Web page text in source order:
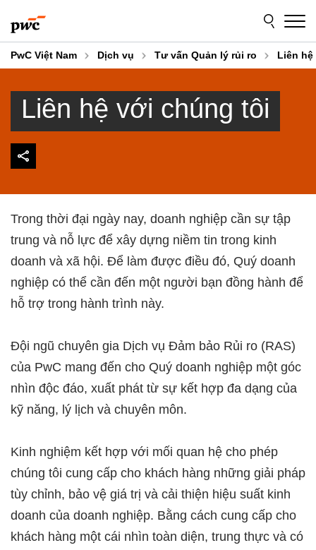
PwC Việt Nam Dịch vụ Tư vấn Quản lý rủi ro Liên
Liên hệ với chúng tôi
Trong thời đại ngày nay, doanh nghiệp cần sự tập
trung và nỗ lực để xây dựng niềm tin trong kinh
doanh và xã hội. Để làm được điều đó, Quý doanh
nghiệp có thể cần đến một người bạn đồng hành để
hỗ trợ trong hành trình này.
Đội ngũ chuyên gia Dịch vụ Đảm bảo Rủi ro (RAS)
của PwC mang đến cho Quý doanh nghiệp một góc
nhìn độc đáo, xuất phát từ sự kết hợp đa dạng của
kỹ năng, lý lịch và chuyên môn.
Kinh nghiệm kết hợp với mối quan hệ cho phép
chúng tôi cung cấp cho khách hàng những giải pháp
tùy chỉnh, bảo vệ giá trị và cải thiện hiệu suất kinh
doanh của doanh nghiệp. Bằng cách cung cấp cho
khách hàng một cái nhìn toàn diện, trung thực và có